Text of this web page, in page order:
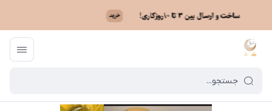
ماه نو / فهرست محصولات